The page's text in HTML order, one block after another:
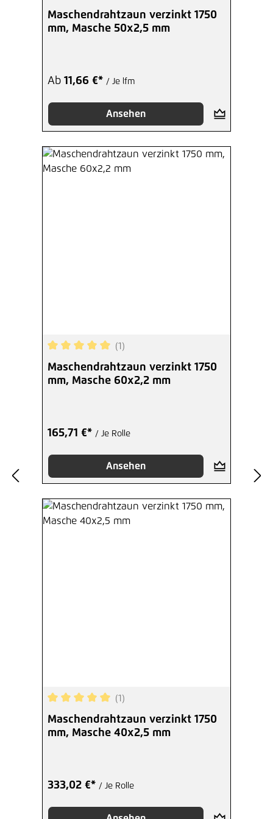
1750 mm Wellstab verzinkt
Durchschnittliche Bewertung von 5 von 5
Maschendrahtzaun verzinkt 1750
mm, Masche 50x2,5 mm
Ab 11,66 €* / Je lfm
Ansehen
Durchschnittliche Bewertung von 5 von 5
(1)
Maschendrahtzaun verzinkt 1750
mm, Masche 60x2,2 mm
165,71 €* / Je Rolle
Ansehen
Durchschnittliche Bewertung von 5 von 5
(1)
Maschendrahtzaun verzinkt 1750
mm, Masche 40x2,5 mm
333,02 €* / Je Rolle